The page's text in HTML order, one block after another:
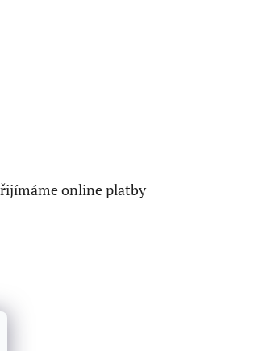
online platby